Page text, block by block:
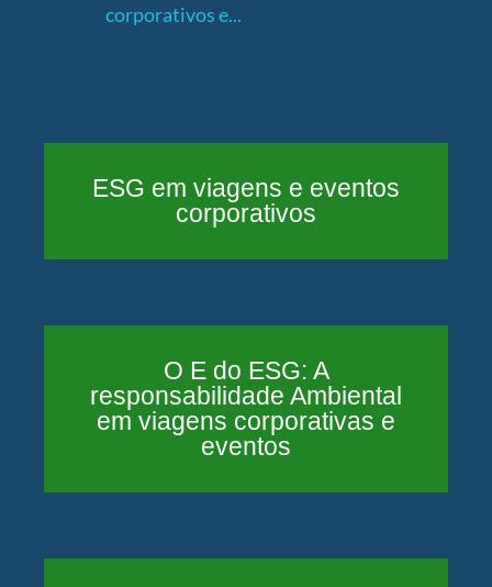
corporativos e...
ESG em viagens e eventos
corporativos
O E do ESG: A
responsabilidade Ambiental
em viagens corporativas e
eventos